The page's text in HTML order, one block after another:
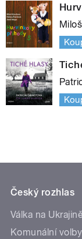
Český rozhlas
Válka na Ukrajině
Komunální volby